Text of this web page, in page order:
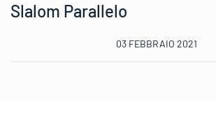
Slalom Parallelo
03 FEBBRAIO 2021